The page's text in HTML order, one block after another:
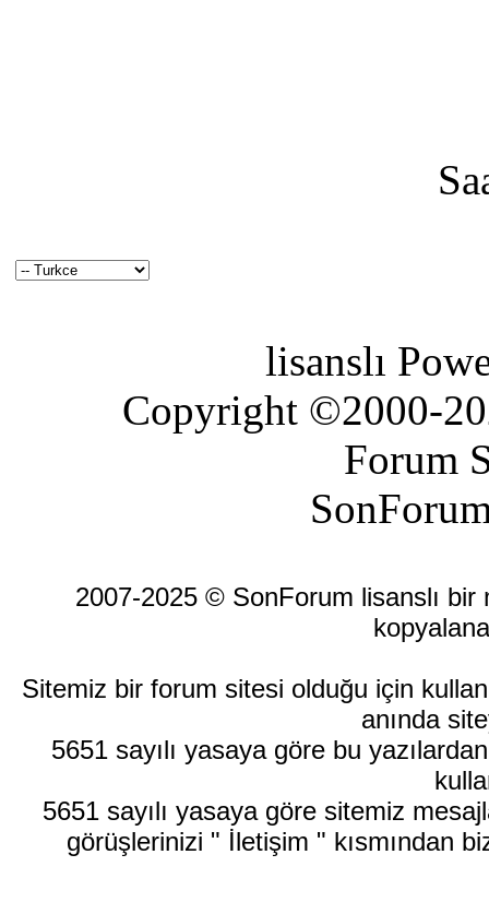
lisanslı
Copyright ©2000-
Forum
2007-2025 © SonForum lisanslı bir
Sitemiz bir forum sitesi olduğu için
anında
5651 sayılı yasaya göre bu
5651 sayılı yasaya göre sitemiz
görüşlerinizi " İletişim " kısmından